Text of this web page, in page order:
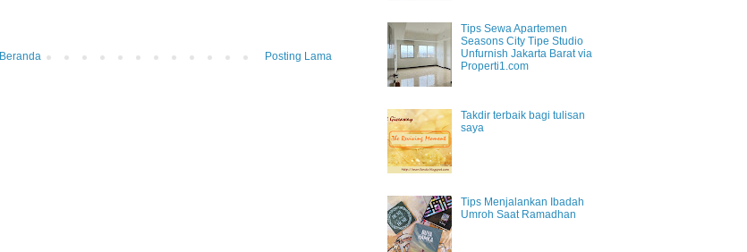
Posting Lama
Beranda
Tips Sewa Apartemen
Seasons City Tipe Studio
Unfurnish Jakarta Barat via
Properti1.com
Takdir terbaik bagi tulisan
saya
Tips Menjalankan Ibadah
Umroh Saat Ramadhan